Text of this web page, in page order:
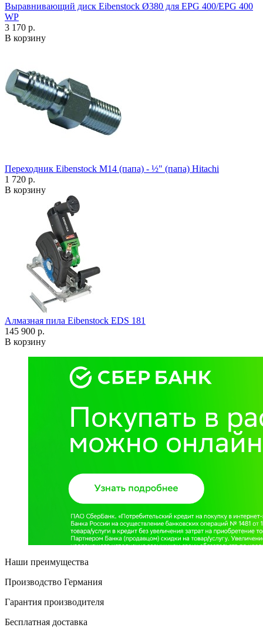
Выравнивающий диск Eibenstock Ø380 для EPG 400/EPG 400
WP
3 170 р.
В корзину
Переходник Eibenstock M14 (папа) - ½" (папа) Hitachi
1 720 р.
В корзину
Алмазная пила Eibenstock EDS 181
145 900 р.
В корзину
Наши преимущества
Производство Германия
Гарантия производителя
Бесплатная доставка